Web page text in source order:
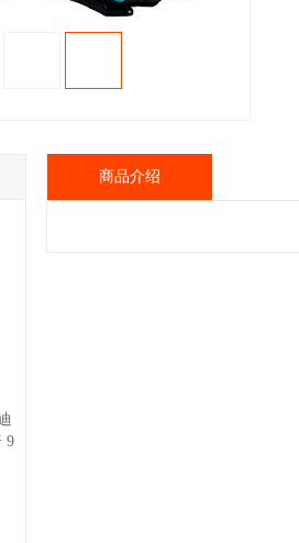
9
商品介绍